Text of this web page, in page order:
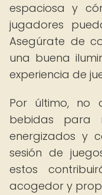
espaciosa y
jugadores
Asegúrate de
una buena
experiencia de
Por último, no
bebidas para
energizados y
sesión de
estos
acogedor y